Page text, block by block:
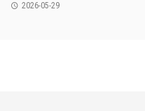
2026-05-29